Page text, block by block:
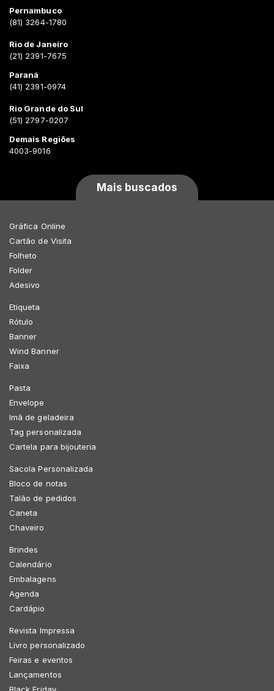
Pernambuco
(81) 3264-1780
Rio de Janeiro
(21) 2391-7675
Paraná
(41) 2391-0974
Rio Grande do Sul
(51) 2797-0207
Demais Regiões
4003-9016
Mais buscados
Gráfica Online
Cartão de Visita
Folheto
Folder
Adesivo
Etiqueta
Rótulo
Banner
Wind Banner
Faixa
Pasta
Envelope
Imã de geladeira
Tag personalizada
Cartela para bijouteria
Sacola Personalizada
Bloco de notas
Talão de pedidos
Caneta
Chaveiro
Brindes
Calendário
Embalagens
Agenda
Cardápio
Revista Impressa
Livro personalizado
Feiras e eventos
Lançamentos
Black Friday